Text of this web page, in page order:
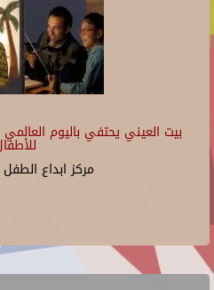
بيت العيني يحتفي باليوم العالمي
مركز ابداع